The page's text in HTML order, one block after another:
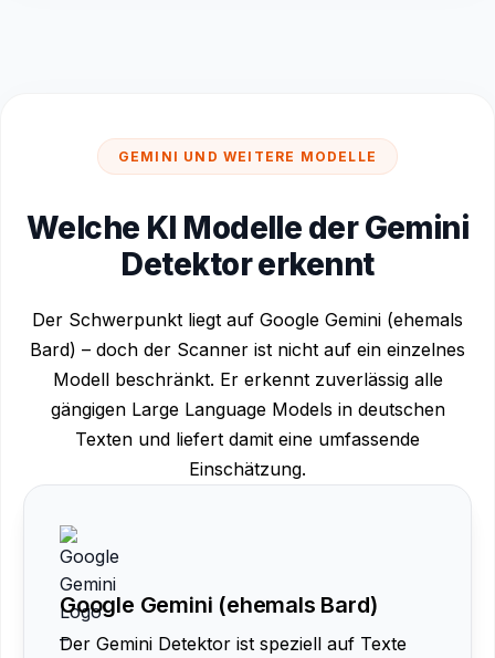
GEMINI UND WEITERE MODELLE
Welche KI Modelle der Gemini
Detektor erkennt
Der Schwerpunkt liegt auf Google Gemini (ehemals
Bard) – doch der Scanner ist nicht auf ein einzelnes
Modell beschränkt. Er erkennt zuverlässig alle
gängigen Large Language Models in deutschen
Texten und liefert damit eine umfassende
Einschätzung.
Google Gemini (ehemals Bard)
Der Gemini Detektor ist speziell auf Texte